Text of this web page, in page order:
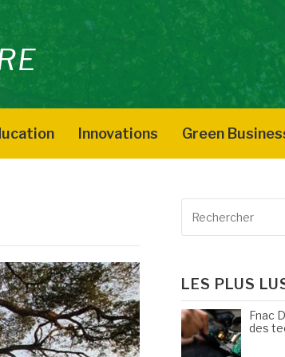
Innovations Green
LES PLUS
Fnac
des